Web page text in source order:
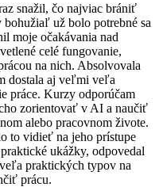
snažil, čo najviac brániť
bohužiaľ už bolo potrebné sa
moje očakávania nad
celé fungovanie,
na nich. Absolvovala
dostala aj veľmi veľa
práce. Kurzy odporúčam
zorientovať v AI a naučiť
alebo pracovnom živote.
to vidieť na jeho prístupe
ukážky, odpovedal
praktických typov na
prácu.